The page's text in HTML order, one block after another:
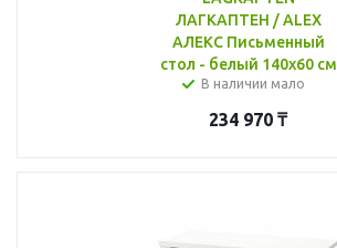
ЛАГКАПТЕН / ALEX
АЛЕКС Письменный
стол - белый 140x60 см
В наличии мало
234 970 ₸